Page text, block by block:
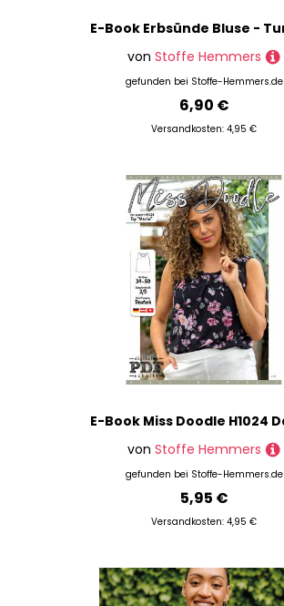
von Stoffe Hemmers
gefunden bei Stoffe-Hemmers.de
6,90 €
Versandkosten: 4,95 €
von Stoffe Hemmers
gefunden bei Stoffe-Hemmers.de
5,95 €
Versandkosten: 4,95 €